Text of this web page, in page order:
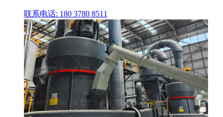
联系电话: 180 3780 8511